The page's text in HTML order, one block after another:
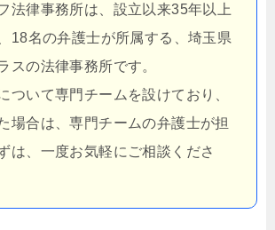
法律事務所は、設立以来35年以上
18名の弁護士が所属する、埼玉県
スの法律事務所です。
ついて専門チームを設けており、
場合は、専門チームの弁護士が担
は、一度お気軽にご相談くださ